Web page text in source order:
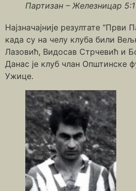
Партизан – Железницар 5:1
Најзначајније резултате “Први
када су на челу клуба били
Лазовић, Видосав Стрчевић и
Данас је клуб члан Општинске
Ужице.